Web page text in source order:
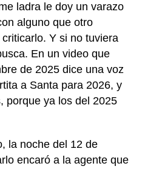
ladra le doy un varazo
alguno que otro
Y si no tuviera
En un video que
de 2025 dice una voz
a Santa para 2026, y
porque ya los del 2025
la noche del 12 de
encaró a la agente que